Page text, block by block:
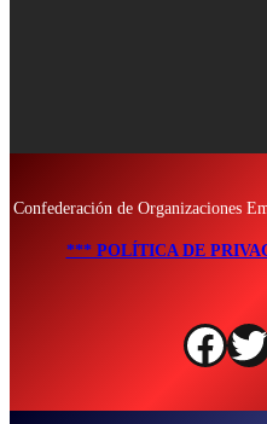
Confederación de Organizaciones
*** POLÍTICA DE
Facebook Twitter